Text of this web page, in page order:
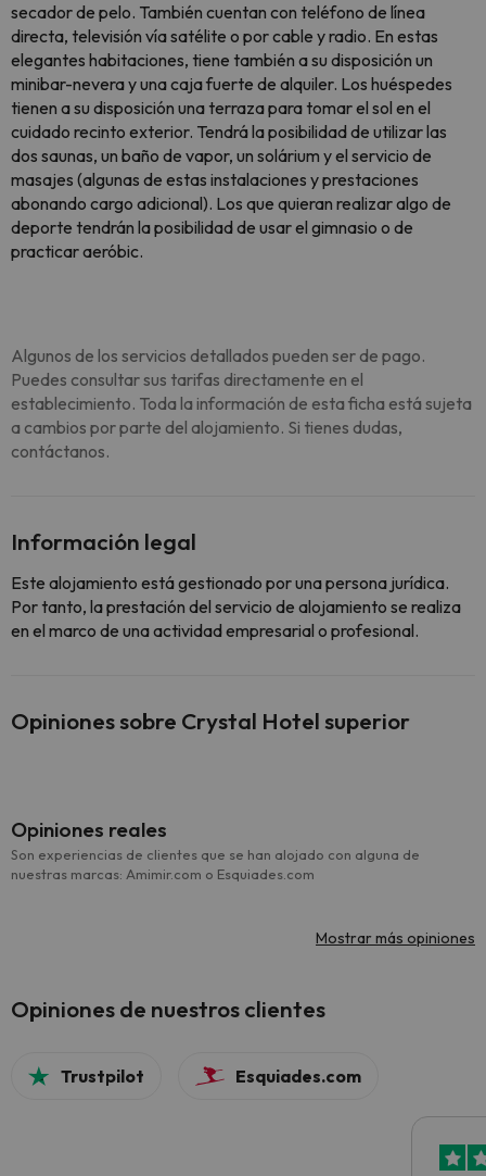
secador de pelo. También cuentan con teléfono de línea
directa, televisión vía satélite o por cable y radio. En estas
elegantes habitaciones, tiene también a su disposición un
minibar-nevera y una caja fuerte de alquiler. Los huéspedes
tienen a su disposición una terraza para tomar el sol en el
cuidado recinto exterior. Tendrá la posibilidad de utilizar las
dos saunas, un baño de vapor, un solárium y el servicio de
masajes (algunas de estas instalaciones y prestaciones
abonando cargo adicional). Los que quieran realizar algo de
deporte tendrán la posibilidad de usar el gimnasio o de
practicar aeróbic.
Algunos de los servicios detallados pueden ser de pago.
Puedes consultar sus tarifas directamente en el
establecimiento. Toda la información de esta ficha está sujeta
a cambios por parte del alojamiento. Si tienes dudas,
contáctanos.
Información legal
Este alojamiento está gestionado por una persona jurídica.
Por tanto, la prestación del servicio de alojamiento se realiza
en el marco de una actividad empresarial o profesional.
Opiniones sobre Crystal Hotel superior
Opiniones reales
Son experiencias de clientes que se han alojado con alguna de
nuestras marcas: Amimir.com o Esquiades.com
Mostrar más opiniones
Opiniones de nuestros clientes
Trustpilot Esquiades.com